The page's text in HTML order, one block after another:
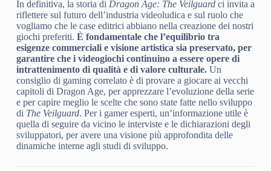
In definitiva, la storia di Dragon Age: The Veilguardci invita a
riflettere sul futuro dell’industria videoludica e sul ruolo che
vogliamo che le case editrici abbiano nella creazione dei nostri
giochi preferiti. È fondamentale che l’equilibrio tra
esigenze commerciali e visione artistica sia preservato, per
garantire che i videogiochi continuino a essere opere di
intrattenimento di qualità e di valore culturale.Un
consiglio di gaming correlato è di provare a giocare ai vecchi
capitoli di Dragon Age, per apprezzare l’evoluzione della serie
e per capire meglio le scelte che sono state fatte nello sviluppo
di The Veilguard. Per i gamer esperti, un’informazione utile è
quella di seguire da vicino le interviste e le dichiarazioni degli
sviluppatori, per avere una visione più approfondita delle
dinamiche interne agli studi di sviluppo.